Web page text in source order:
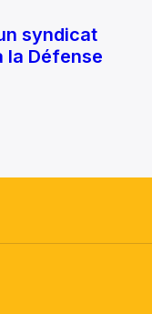
syndicat
la Défense